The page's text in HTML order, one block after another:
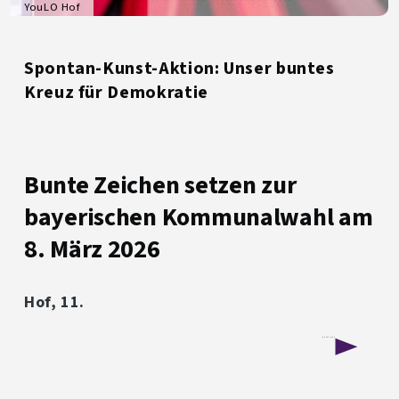
YouLO Hof
Spontan-Kunst-Aktion: Unser buntes
Kreuz für Demokratie
Bunte Zeichen setzen zur
bayerischen Kommunalwahl am
8. März 2026
Hof, 11.